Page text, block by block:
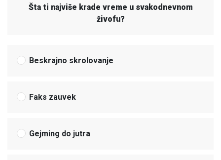
Šta ti najviše krade vreme u svakodnevnom
živofu?
Beskrajno skrolovanje
Faks zauvek
Gejming do jutra